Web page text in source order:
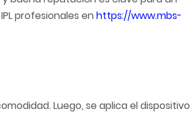
profesionales enhttps://www.mbs-
Luego, se aplica el dispositivo